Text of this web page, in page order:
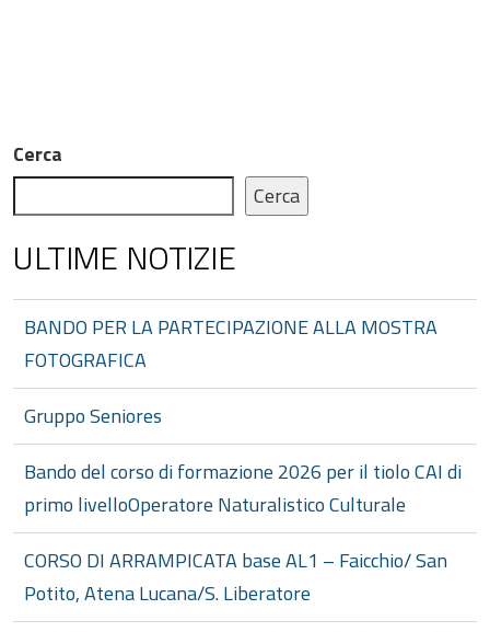
Cerca
Cerca
ULTIME NOTIZIE
BANDO PER LA PARTECIPAZIONE ALLA MOSTRA
FOTOGRAFICA
Gruppo Seniores
Bando del corso di formazione 2026 per il tiolo CAI di
primo livelloOperatore Naturalistico Culturale
CORSO DI ARRAMPICATA base AL1 – Faicchio/ San
Potito, Atena Lucana/S. Liberatore